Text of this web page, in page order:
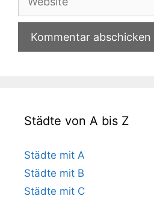
Städte von A bis Z
Städte mit A
Städte mit B
Städte mit C